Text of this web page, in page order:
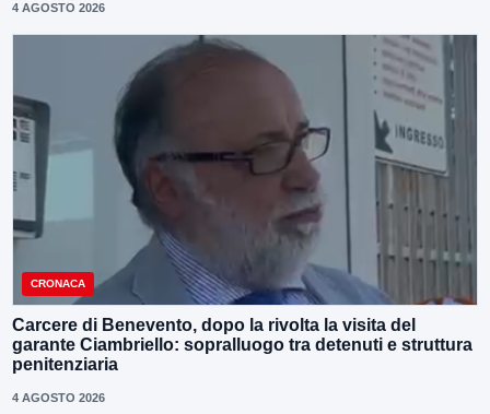
4 AGOSTO 2026
CRONACA
Carcere di Benevento, dopo la rivolta la visita del
garante Ciambriello: sopralluogo tra detenuti e struttura
penitenziaria
4 AGOSTO 2026